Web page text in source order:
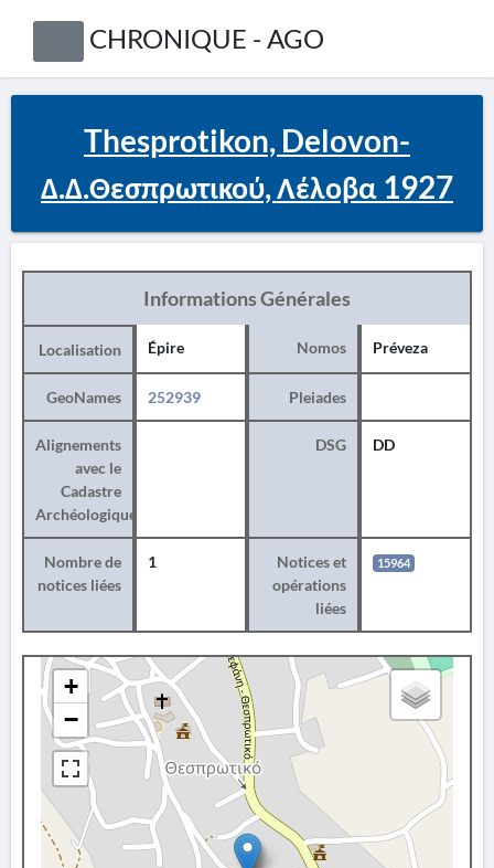
CHRONIQUE - AGO
Thesprotikon, Delovon-
Δ.Δ.Θεσπρωτικού, Λέλοβα 1927
Informations Générales
Localisation Épire Nomos Préveza
GeoNames 252939 Pleiades
Alignements
avec le
Cadastre
Archéologique
DSG DD
Nombre de
notices liées
1
Notices et
opérations
liées
15964
+
−